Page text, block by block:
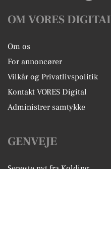
OM VORES
Om os
For annoncører
Vilkår og Privatlivspolitik
Kontakt VORES Digital
Administrer samtykke
GENVEJE
Seneste nyt fra Kolding